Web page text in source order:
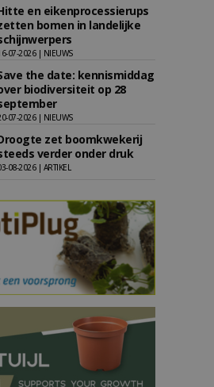
en eikenprocessierups
bomen in landelijke
07-2026 | NIEUWS
the date: kennismiddag
biodiversiteit op 28
07-2026 | NIEUWS
zet boomkwekerij
verder onder druk
08-2026 | ARTIKEL